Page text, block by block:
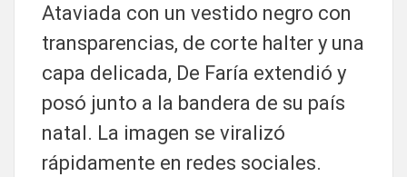
Ataviada con un vestido negro con
transparencias, de corte halter y una
capa delicada, De Faría extendió y
posó junto a la bandera de su país
natal. La imagen se viralizó
rápidamente en redes sociales.